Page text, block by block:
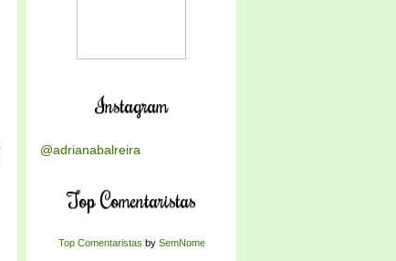
Instagram
@adrianabalreira
Top Comentaristas
Top Comentaristas by SemNome